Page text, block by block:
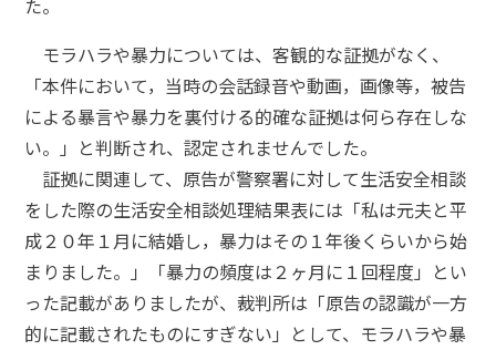
た。
モラハラや暴力については、客観的な証拠がなく、
「本件において，当時の会話録音や動画，画像等，被告
による暴言や暴力を裏付ける的確な証拠は何ら存在しな
い。」と判断され、認定されませんでした。
証拠に関連して、原告が警察署に対して生活安全相談
をした際の生活安全相談処理結果表には「私は元夫と平
成２０年１月に結婚し，暴力はその１年後くらいから始
まりました。」「暴力の頻度は２ヶ月に１回程度」とい
った記載がありましたが、裁判所は「原告の認識が一方
的に記載されたものにすぎない」として、モラハラや暴